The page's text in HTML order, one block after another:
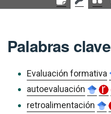
Palabras clave
Evaluación formativa
autoevaluación
retroalimentación